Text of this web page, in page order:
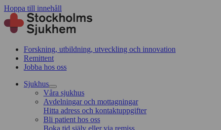
Hoppa till innehåll
Forskning, utbildning, utveckling och innovation
Remittent
Jobba hos oss
Sjukhus
Våra sjukhus
Avdelningar och mottagningar
Hitta adress och kontaktuppgifter
Bli patient hos oss
Boka tid själv eller via remiss